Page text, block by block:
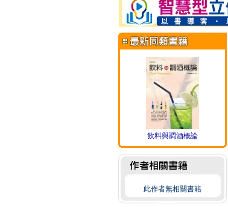
飲料與調酒概論
此作者無相關書籍